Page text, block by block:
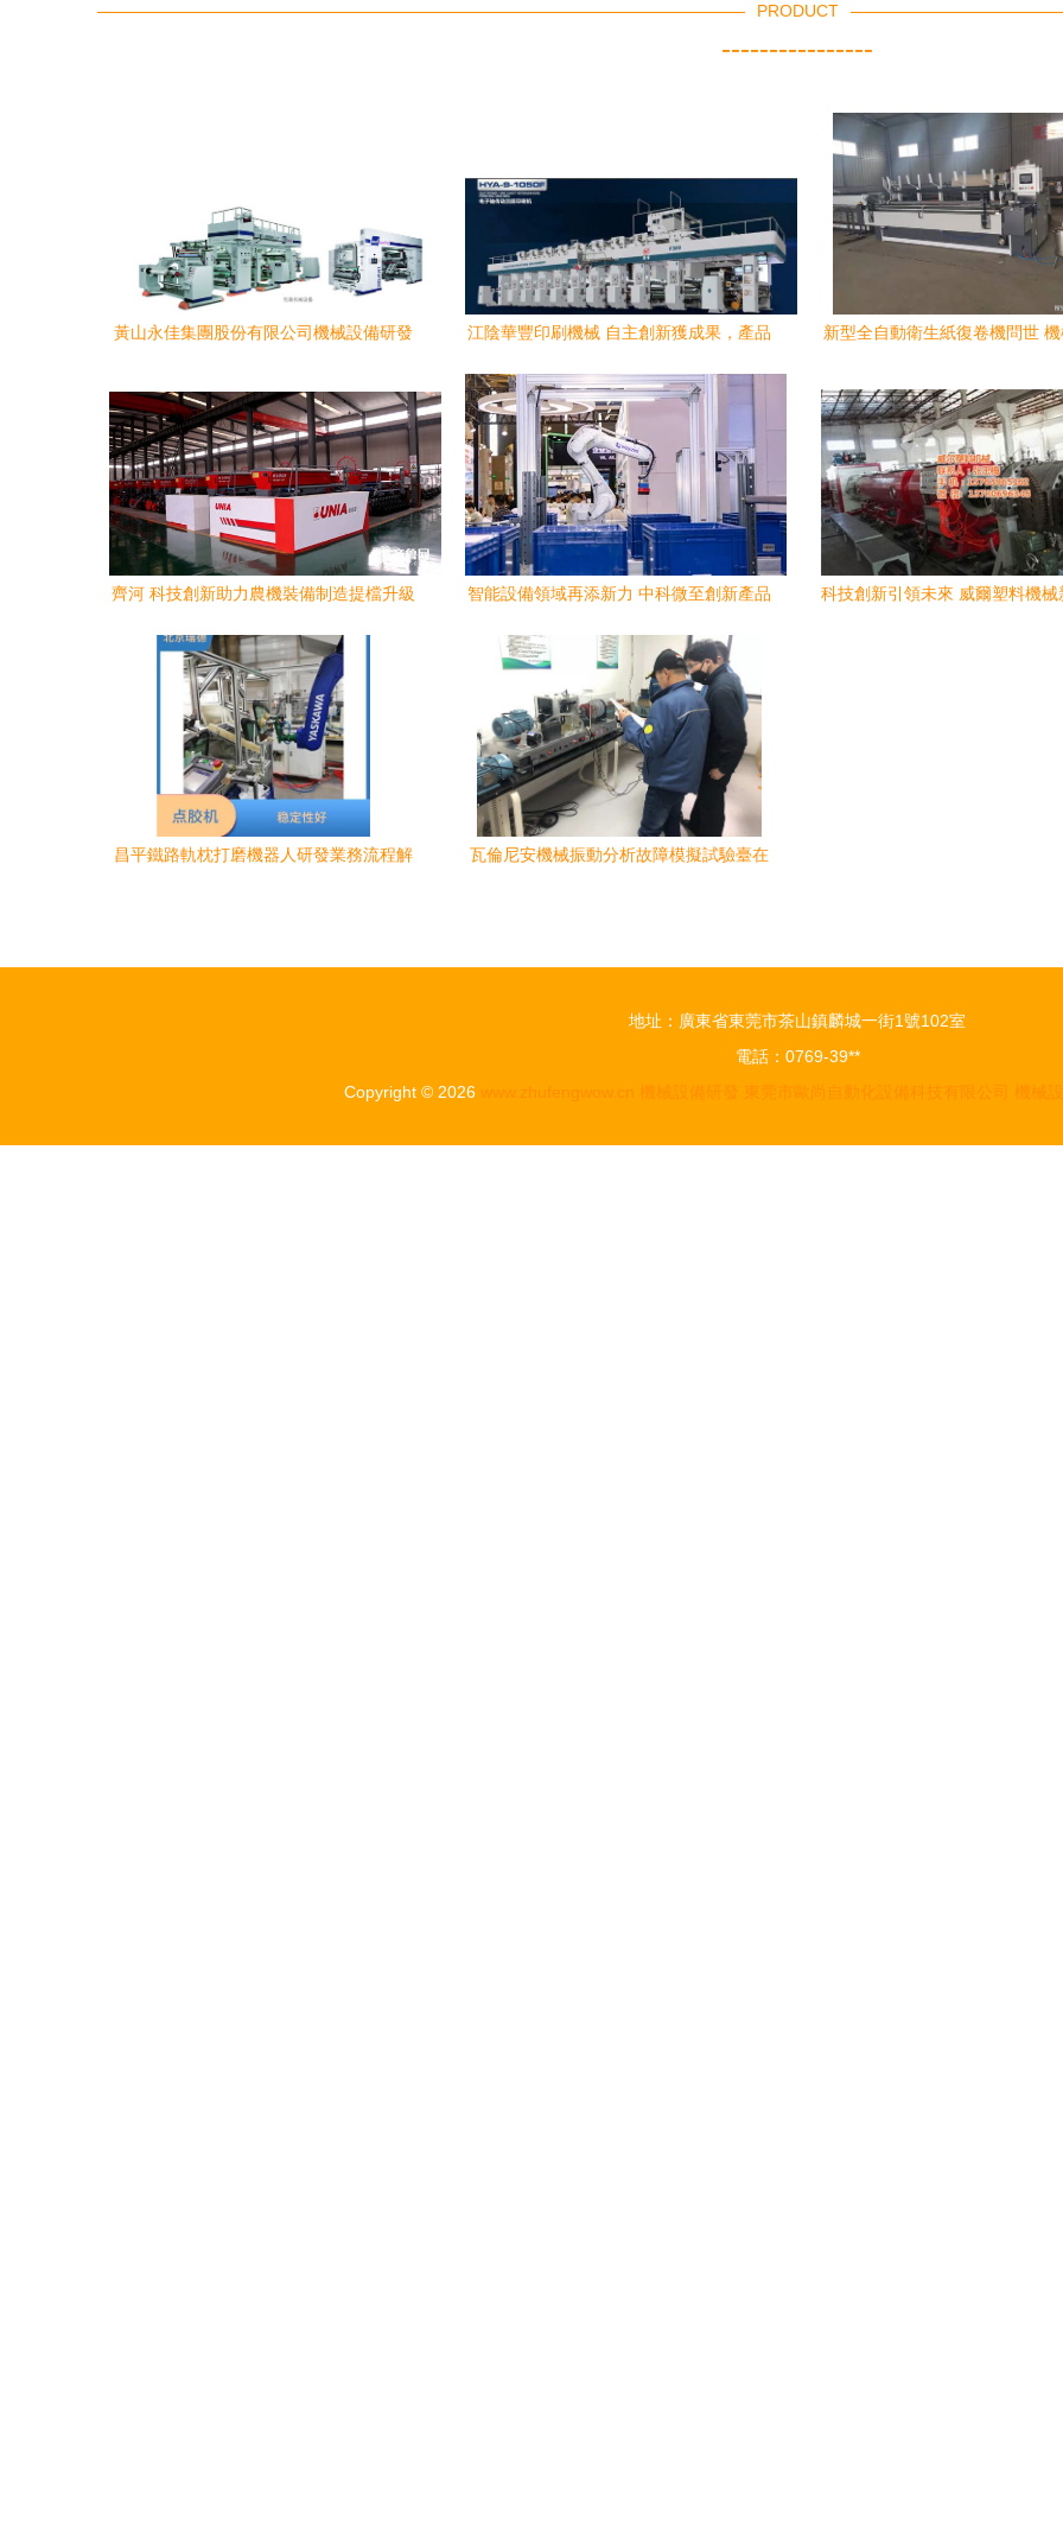
PRODUCT
----------------
黃山永佳集團股份有限公司機械設備研發
江陰華豐印刷機械 自主創新獲成果，產品
新型全自動衛生紙復卷機問世
齊河 科技創新助力農機裝備制造提檔升級
智能設備領域再添新力 中科微至創新產品
科技創新引領未來 威爾塑料機械
昌平鐵路軌枕打磨機器人研發業務流程解
瓦倫尼安機械振動分析故障模擬試驗臺在
地址：廣東省東莞市茶山鎮麟城一街1號102室
電話：0769-39**
Copyright © 2026 www.zhufengwow.cn 機械設備研發 東莞市歐尚自動化設備科技有限公司 機械